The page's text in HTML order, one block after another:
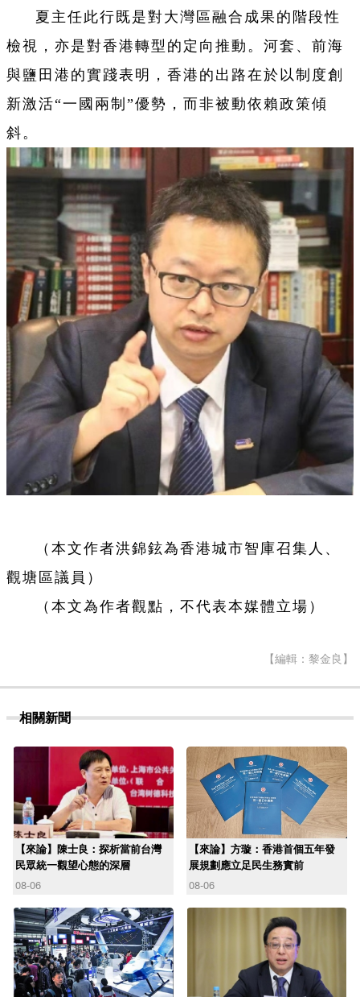
夏主任此行既是對大灣區融合成果的階段性
檢視，亦是對香港轉型的定向推動。河套、前海
與鹽田港的實踐表明，香港的出路在於以制度創
新激活“一國兩制”優勢，而非被動依賴政策傾
斜。
（本文作者洪錦鉉為香港城市智庫召集人、
觀塘區議員）
（本文為作者觀點，不代表本媒體立場）
【編輯：黎金良】
相關新聞
【來論】陳士良：探析當前台灣
民眾統一觀望心態的深層
08-06
【來論】方璇：香港首個五年發
展規劃應立足民生務實前
08-06